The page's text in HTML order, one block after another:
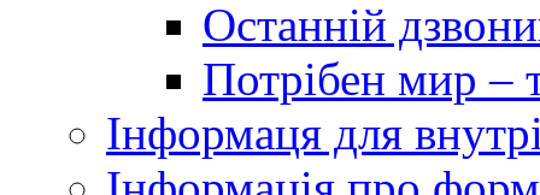
Останній
Потрібен мир –
Інформаця для